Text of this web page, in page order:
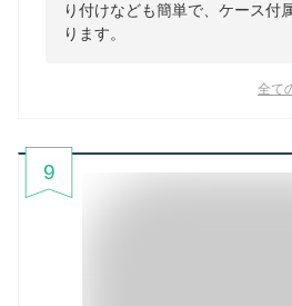
り付けなども簡単で、ケース付
ります。
全て
9